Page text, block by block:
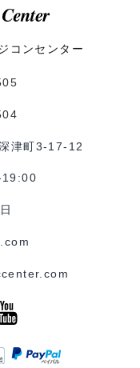
コンセンター
津町3-17-12
19:00